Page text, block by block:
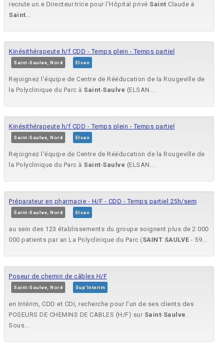
recrute un.e Directeur.trice pour l'Hôpital privé Saint Claude à
Saint...
Kinésithérapeute h/f CDD - Temps plein - Temps partiel
Saint-Saulve, Nord Elsan
Rejoignez l'équipe de Centre de Rééducation de la Rougeville de
la Polyclinique du Parc à Saint-Saulve (ELSAN...
Kinésithérapeute h/f CDD - Temps plein - Temps partiel
Saint-Saulve, Nord Elsan
Rejoignez l'équipe de Centre de Rééducation de la Rougeville de
la Polyclinique du Parc à Saint-Saulve (ELSAN...
Préparateur en pharmacie - H/F - CDD - Temps partiel 25h/sem
Saint-Saulve, Nord Elsan
au sein des 123 établissements du groupe soignent plus de 2 000
000 patients par an La Polyclinique du Parc (SAINT SAULVE - 59...
Poseur de chemin de câbles H/F
Saint-Saulve, Nord Sup'Interim
en Intérim, CDD et CDI, recherche pour l'un de ses clients des
POSEURS DE CHEMINS DE CABLES (H/F) sur Saint-Saulve .
Sous...